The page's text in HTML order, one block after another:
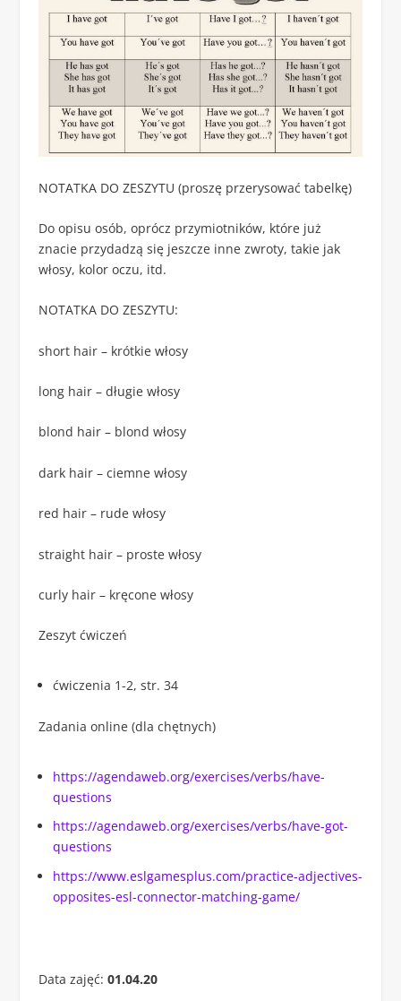
NOTATKA DO ZESZYTU (proszę przerysować tabelkę)
Do opisu osób, oprócz przymiotników, które już
znacie przydadzą się jeszcze inne zwroty, takie jak
włosy, kolor oczu, itd.
NOTATKA DO ZESZYTU:
short hair – krótkie włosy
long hair – długie włosy
blond hair – blond włosy
dark hair – ciemne włosy
red hair – rude włosy
straight hair – proste włosy
curly hair – kręcone włosy
Zeszyt ćwiczeń
ćwiczenia 1-2, str. 34
Zadania online (dla chętnych)
https://agendaweb.org/exercises/verbs/have-
questions
https://agendaweb.org/exercises/verbs/have-got-
questions
https://www.eslgamesplus.com/practice-adjectives-
opposites-esl-connector-matching-game/
Data zajęć: 01.04.20